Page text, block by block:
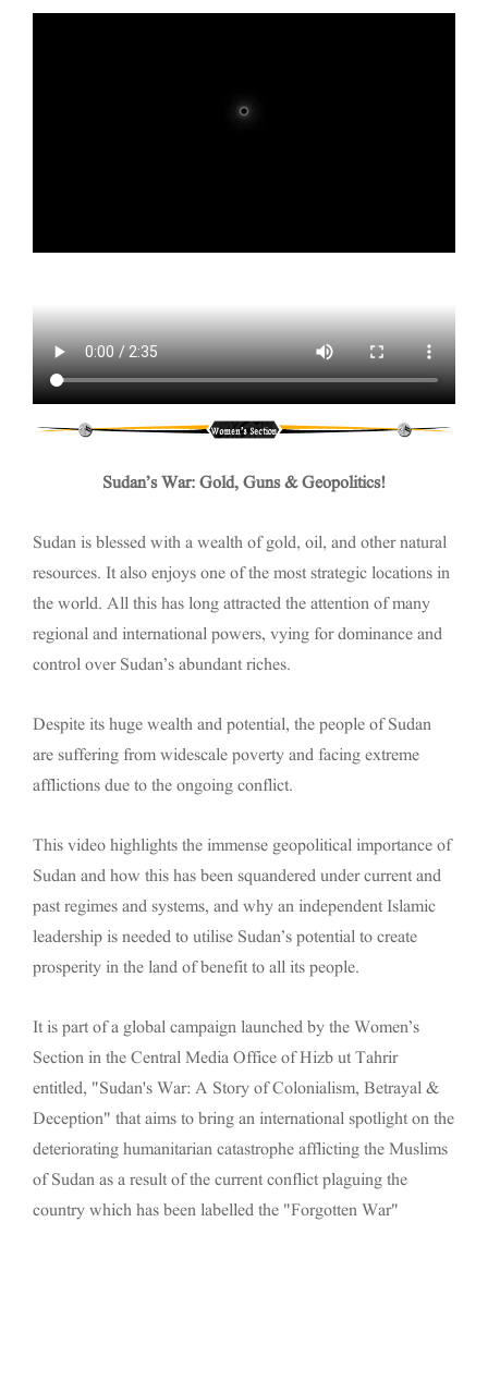
Sudan’s War: Gold, Guns & Geopolitics!
Sudan is blessed with a wealth of gold, oil, and other natural
resources. It also enjoys one of the most strategic locations in
the world. All this has long attracted the attention of many
regional and international powers, vying for dominance and
control over Sudan’s abundant riches.
Despite its huge wealth and potential, the people of Sudan
are suffering from widescale poverty and facing extreme
afflictions due to the ongoing conflict.
This video highlights the immense geopolitical importance of
Sudan and how this has been squandered under current and
past regimes and systems, and why an independent Islamic
leadership is needed to utilise Sudan’s potential to create
prosperity in the land of benefit to all its people.
It is part of a global campaign launched by the Women’s
Section in the Central Media Office of Hizb ut Tahrir
entitled, "Sudan's War: A Story of Colonialism, Betrayal &
Deception" that aims to bring an international spotlight on the
deteriorating humanitarian catastrophe afflicting the Muslims
of Sudan as a result of the current conflict plaguing the
country which has been labelled the "Forgotten War"